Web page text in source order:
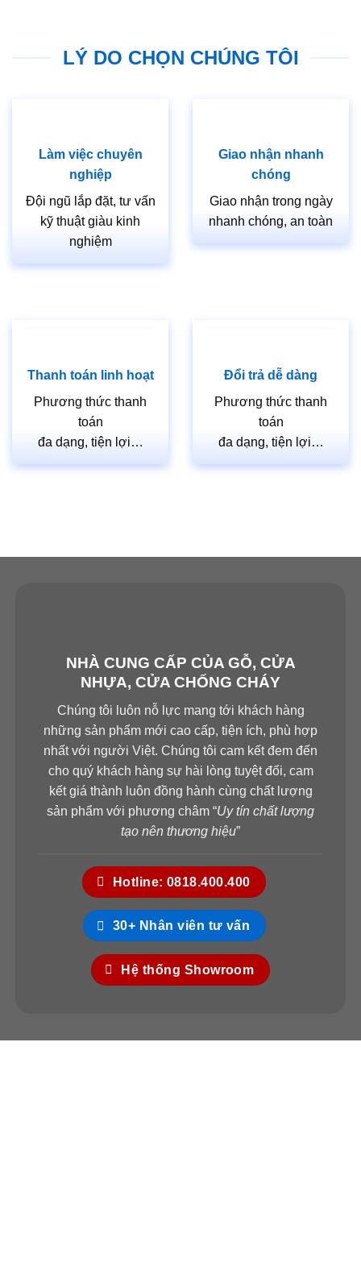
LÝ DO CHỌN CHÚNG TÔI
Làm việc chuyên
nghiệp
Đội ngũ lắp đặt, tư vấn
kỹ thuật giàu kinh
nghiệm
Giao nhận nhanh
chóng
Giao nhận trong ngày
nhanh chóng, an toàn
Thanh toán linh hoạt
Phương thức thanh
toán
đa dạng, tiện lợi…
Đổi trả dễ dàng
Phương thức thanh
toán
đa dạng, tiện lợi…
NHÀ CUNG CẤP CỦA GỖ, CỬA
NHỰA, CỬA CHỐNG CHÁY
Chúng tôi luôn nỗ lực mang tới khách hàng
những sản phẩm mới cao cấp, tiện ích, phù hợp
nhất với người Việt. Chúng tôi cam kết đem đến
cho quý khách hàng sự hài lòng tuyệt đối, cam
kết giá thành luôn đồng hành cùng chất lượng
sản phẩm với phương châm “Uy tín chất lượng
tạo nên thương hiệu”
Hotline: 0818.400.400
30+ Nhân viên tư vấn
Hệ thống Showroom